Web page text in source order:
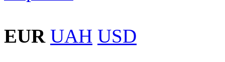
EUR UAH USD